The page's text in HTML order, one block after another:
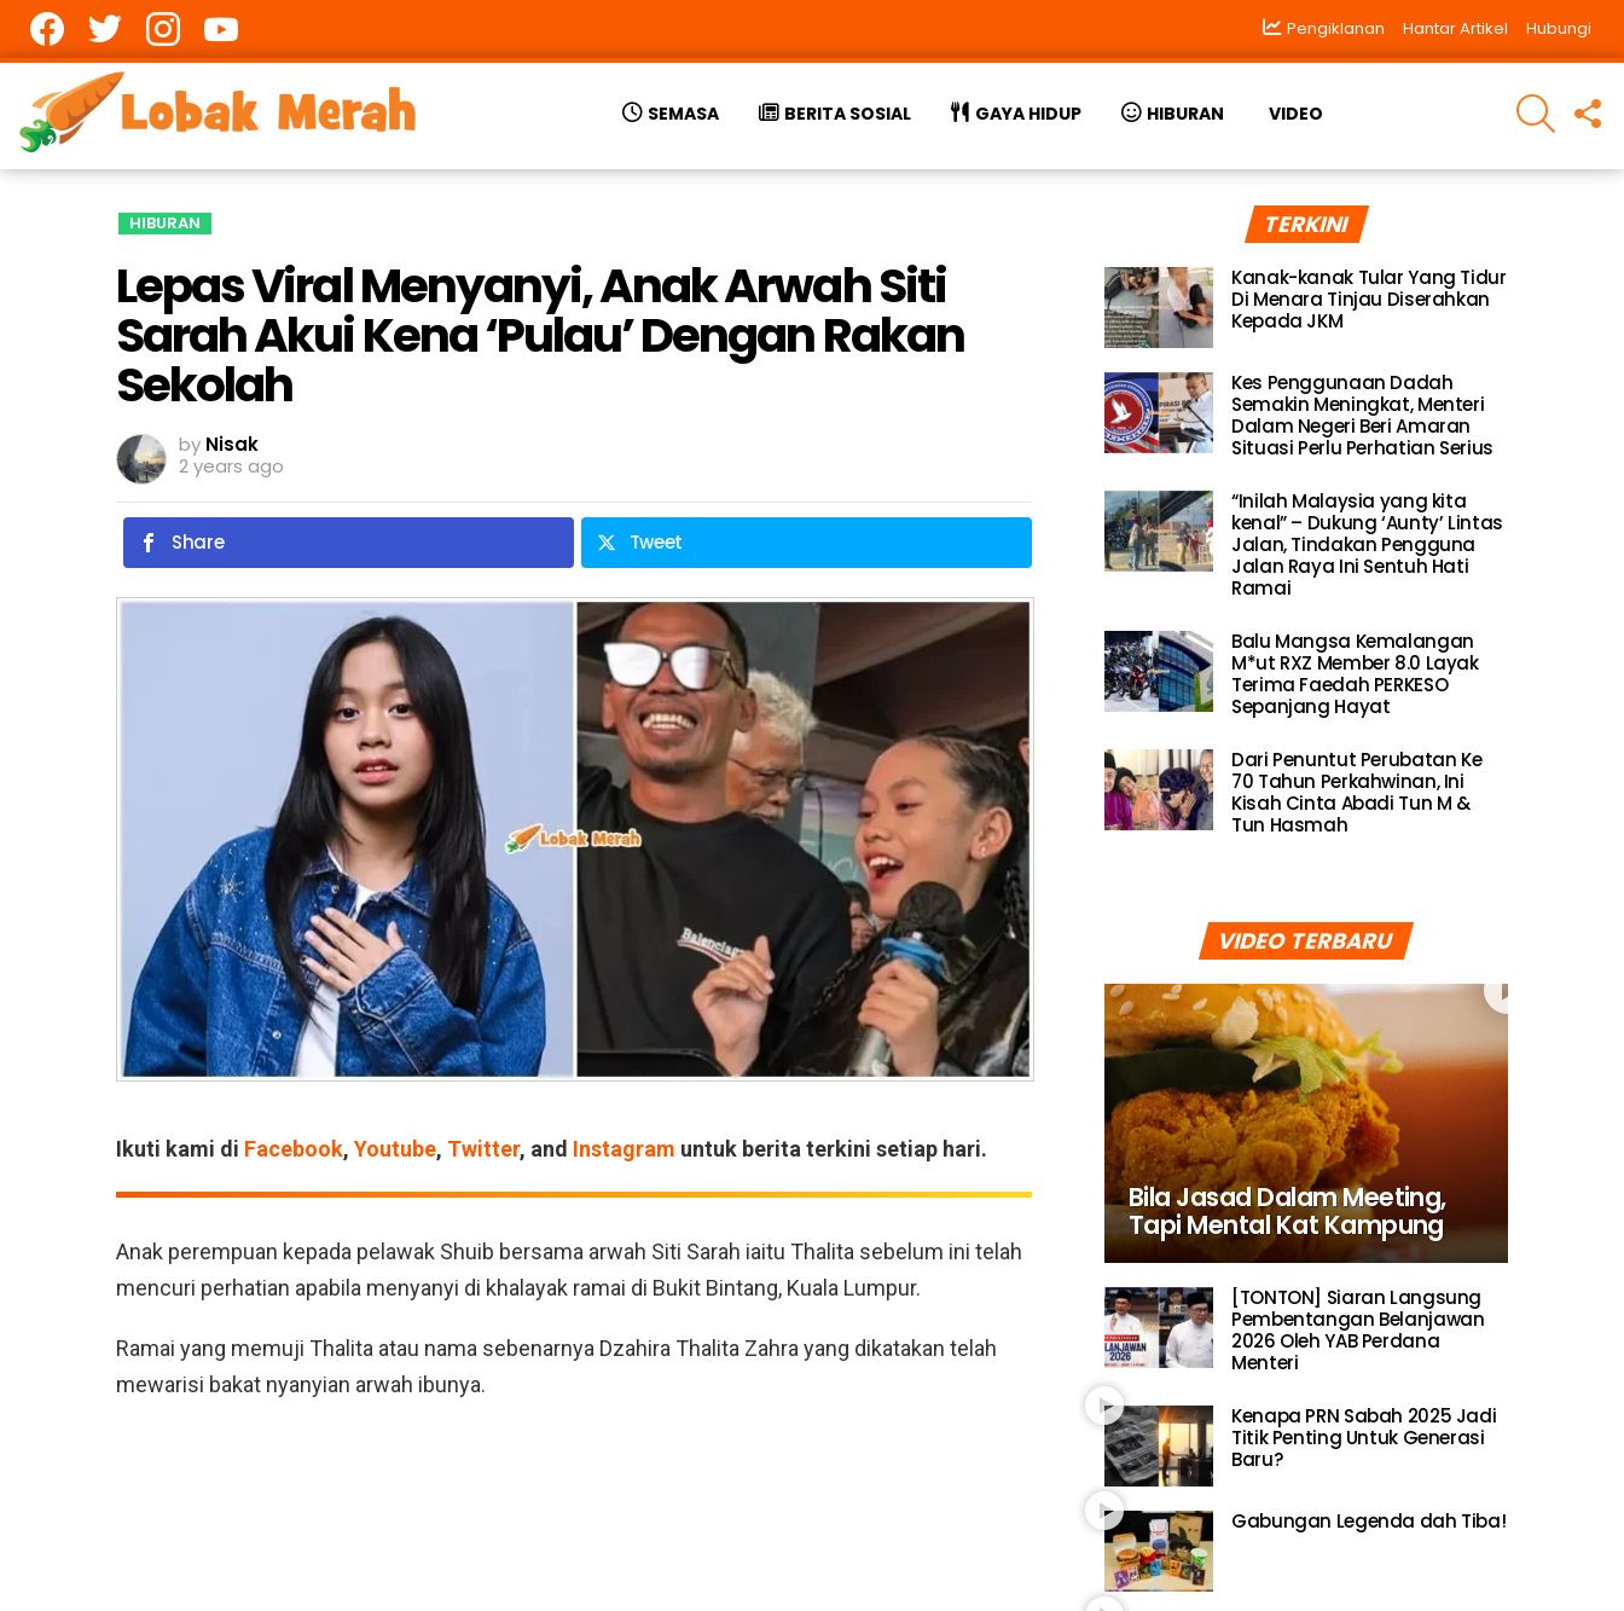
Pengiklanan Hantar Artikel Hubungi
SEMASA BERITA SOSIAL GAYA HIDUP HIBURAN VIDEO
SEARCH
HIBURAN
Lepas Viral Menyanyi, Anak Arwah Siti
Sarah Akui Kena ‘Pulau’ Dengan Rakan
Sekolah
by Nisak
2 years ago
Share Tweet
Ikuti kami di Facebook, Youtube, Twitter, and Instagram untuk berita terkini setiap hari.
Anak perempuan kepada pelawak Shuib bersama arwah Siti Sarah iaitu Thalita sebelum ini telah
mencuri perhatian apabila menyanyi di khalayak ramai di Bukit Bintang, Kuala Lumpur.
Ramai yang memuji Thalita atau nama sebenarnya Dzahira Thalita Zahra yang dikatakan telah
mewarisi bakat nyanyian arwah ibunya.
TERKINI
Kanak-kanak Tular Yang Tidur
Di Menara Tinjau Diserahkan
Kepada JKM
Kes Penggunaan Dadah
Semakin Meningkat, Menteri
Dalam Negeri Beri Amaran
Situasi Perlu Perhatian Serius
“Inilah Malaysia yang kita
kenal” – Dukung ‘Aunty’ Lintas
Jalan, Tindakan Pengguna
Jalan Raya Ini Sentuh Hati
Ramai
Balu Mangsa Kemalangan
M*ut RXZ Member 8.0 Layak
Terima Faedah PERKESO
Sepanjang Hayat
Dari Penuntut Perubatan Ke
70 Tahun Perkahwinan, Ini
Kisah Cinta Abadi Tun M &
Tun Hasmah
VIDEO TERBARU
Bila Jasad Dalam Meeting,
Tapi Mental Kat Kampung
[TONTON] Siaran Langsung
Pembentangan Belanjawan
2026 Oleh YAB Perdana
Menteri
Kenapa PRN Sabah 2025 Jadi
Titik Penting Untuk Generasi
Baru?
Gabungan Legenda dah Tiba!